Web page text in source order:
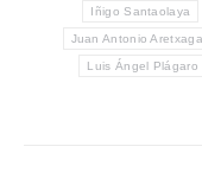
Iñigo Santaolaya
Juan Antonio Aretxaga
Luis Ángel Plágaro